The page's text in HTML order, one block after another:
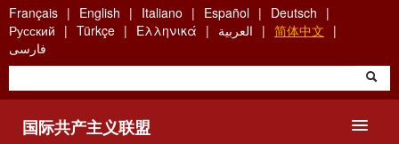
Skip
to
main
content
Français English Italiano Español
Deutsch
Русский
Türkçe Ελληνικά العربية
简体中文
فارسی
国际共产主义联盟